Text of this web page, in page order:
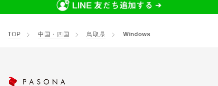
TOP 中国・四国 鳥取県 Windows